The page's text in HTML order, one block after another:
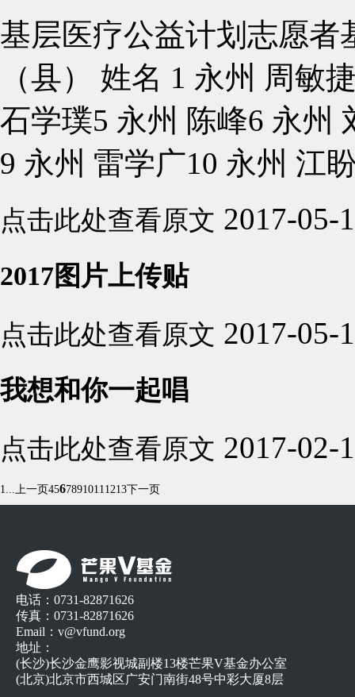
基层医疗公益计划志愿者
（县） 姓名 1 永州 周敏
石学璞5 永州 陈峰6 永州
9 永州 雷学广10 永州 江
点击此处查看原文 2017-05-
2017图片上传贴
点击此处查看原文 2017-05-
我想和你一起唱
点击此处查看原文 2017-02-
1...上一页45678910111213下一页
电话：0731-82871626
传真：0731-82871626
Email：v@vfund.org
地址：
(长沙)长沙金鹰影视城副楼13楼芒果V基金办公室
(北京)北京市西城区广安门南街48号中彩大厦8层